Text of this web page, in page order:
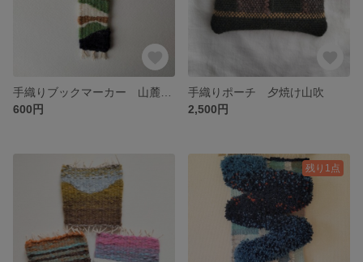
600円
手織りポーチ 夕焼け山吹
2,500円
残り1点